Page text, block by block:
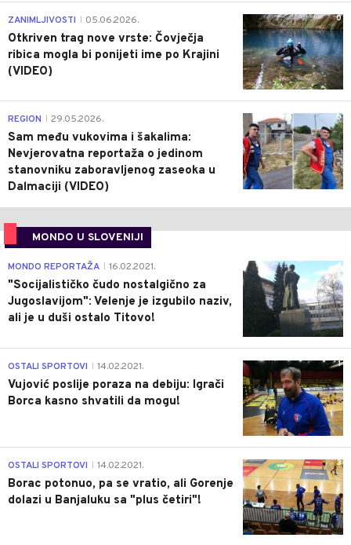
0
ZANIMLJIVOSTI 05.06.2026.
Otkriven trag nove vrste: Čovječja
ribica mogla bi ponijeti ime po Krajini
(VIDEO)
0
REGION 29.05.2026.
Sam među vukovima i šakalima:
Nevjerovatna reportaža o jedinom
stanovniku zaboravljenog zaseoka u
Dalmaciji (VIDEO)
MONDO U SLOVENIJI
4
MONDO REPORTAŽA 16.02.2021.
"Socijalističko čudo nostalgično za
Jugoslavijom": Velenje je izgubilo naziv,
ali je u duši ostalo Titovo!
1
OSTALI SPORTOVI 14.02.2021.
Vujović poslije poraza na debiju: Igrači
Borca kasno shvatili da mogu!
3
OSTALI SPORTOVI 14.02.2021.
Borac potonuo, pa se vratio, ali Gorenje
dolazi u Banjaluku sa "plus četiri"!